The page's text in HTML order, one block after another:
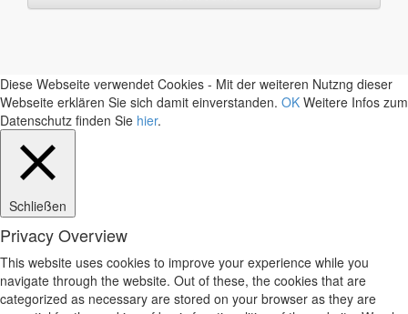
Diese Webseite verwendet Cookies - Mit der weiteren Nutzng dieser
Webseite erklären Sie sich damit einverstanden. OK Weitere Infos zum
Datenschutz finden Sie hier.
Schließen
Privacy Overview
This website uses cookies to improve your experience while you
navigate through the website. Out of these, the cookies that are
categorized as necessary are stored on your browser as they are